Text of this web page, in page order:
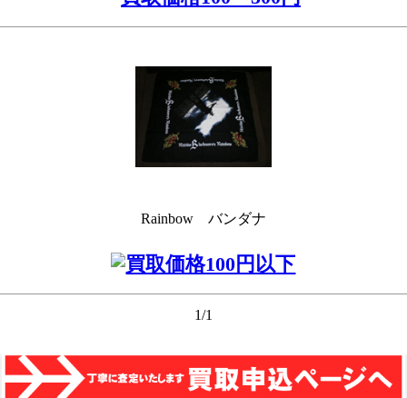
Rainbow バンダナ
1/1